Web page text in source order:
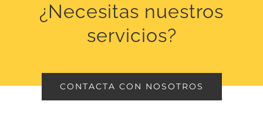
¿Necesitas nuestros
servicios?
CONTACTA CON NOSOTROS